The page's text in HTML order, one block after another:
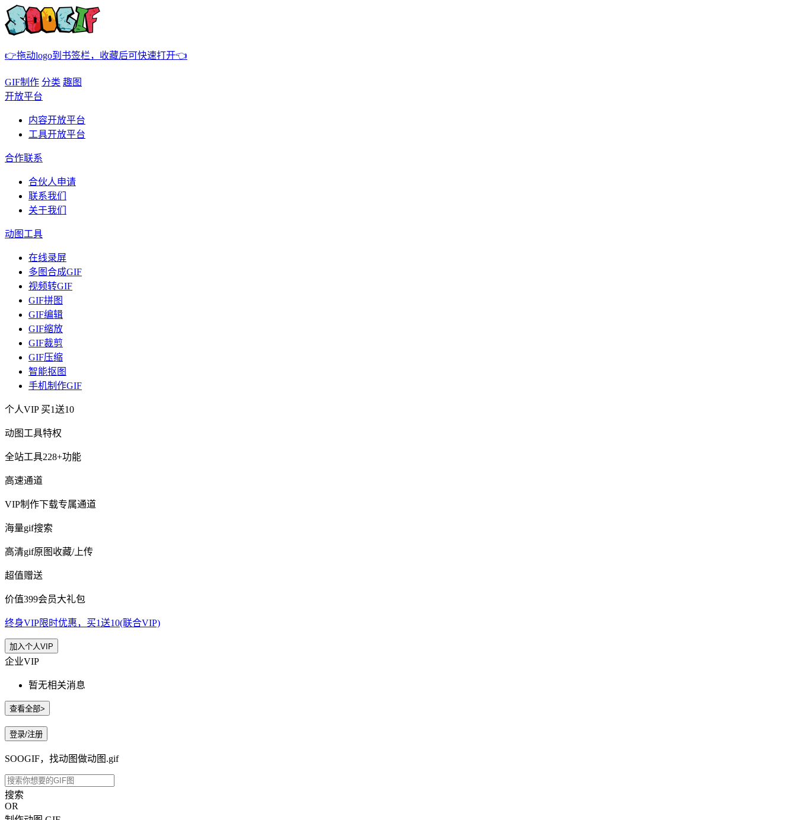
👉拖动logo到书签栏，收藏后可快速打开👈
GIF制作 分类 趣图
开放平台
内容开放平台
工具开放平台
合作联系
合伙人申请
联系我们
关于我们
动图工具
在线录屏
多图合成GIF
视频转GIF
GIF拼图
GIF编辑
GIF缩放
GIF裁剪
GIF压缩
智能抠图
手机制作GIF
个人VIP 买1送10
动图工具特权
全站工具228+功能
高速通道
VIP制作下载专属通道
海量gif搜索
高清gif原图收藏/上传
超值赠送
价值399会员大礼包
终身VIP限时优惠，买1送10(联合VIP)
加入个人VIP
企业VIP
暂无相关消息
查看全部>
登录/注册
SOOGIF，找动图做动图.gif
搜索
OR